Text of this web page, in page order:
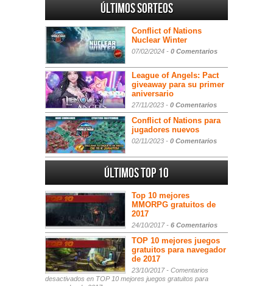
Últimos sorteos
Conflict of Nations
Nuclear Winter
07/02/2024 - 0 Comentarios
League of Angels: Pact
giveaway para su primer
aniversario
27/11/2023 - 0 Comentarios
Conflict of Nations para
jugadores nuevos
02/11/2023 - 0 Comentarios
Últimos Top 10
Top 10 mejores
MMORPG gratuitos de
2017
24/10/2017 - 6 Comentarios
TOP 10 mejores juegos
gratuitos para navegador
de 2017
23/10/2017 - Comentarios
desactivados en TOP 10 mejores juegos gratuitos para